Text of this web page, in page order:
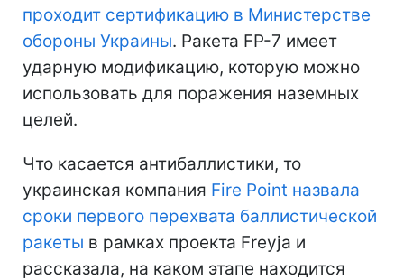
проходит сертификацию в Министерстве
обороны Украины. Ракета FP-7 имеет
ударную модификацию, которую можно
использовать для поражения наземных
целей.
Что касается антибаллистики, то
украинская компания Fire Point назвала
сроки первого перехвата баллистической
ракеты в рамках проекта Freyja и
рассказала, на каком этапе находится